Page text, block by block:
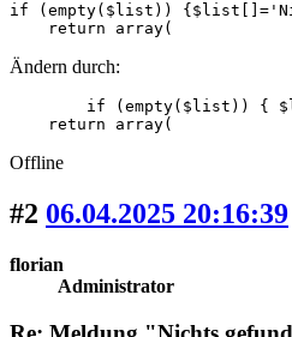
if (empty($list))
    return array(
Ändern durch:
    return array(
Offline
#2 06.04.2025 20:16:39
florian
Administrator